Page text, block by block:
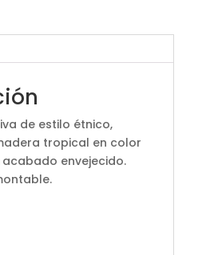
de estilo étnico,
tropical en color
envejecido.